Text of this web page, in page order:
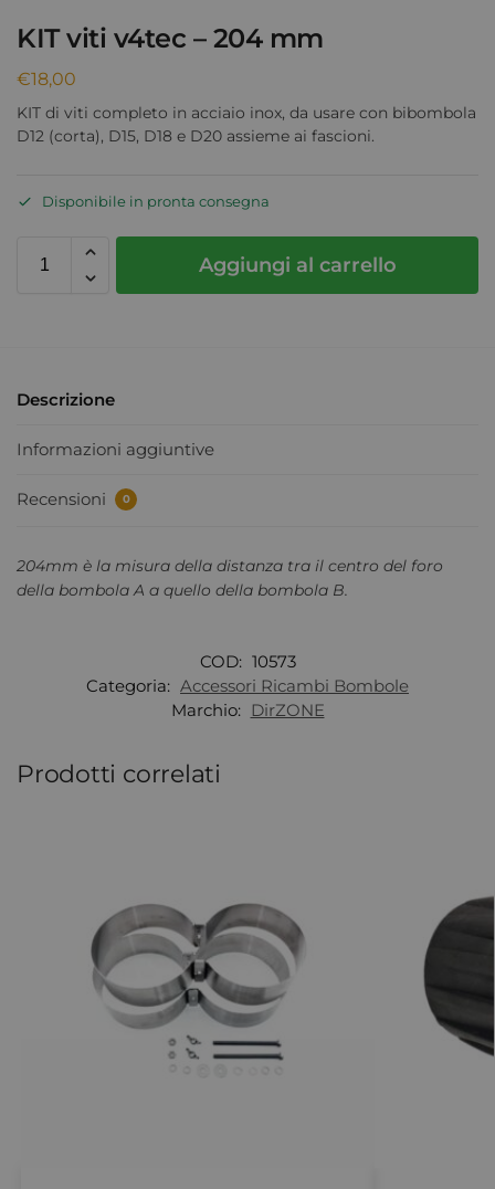
KIT viti v4tec – 204 mm
€18,00
KIT di viti completo in acciaio inox, da usare con bibombola
D12 (corta), D15, D18 e D20 assieme ai fascioni.
Disponibile in pronta consegna
Aggiungi al carrello
Descrizione
Informazioni aggiuntive
Recensioni 0
204mm è la misura della distanza tra il centro del foro
della bombola A a quello della bombola B.
COD: 10573
Categoria: Accessori Ricambi Bombole
Marchio: DirZONE
Prodotti correlati